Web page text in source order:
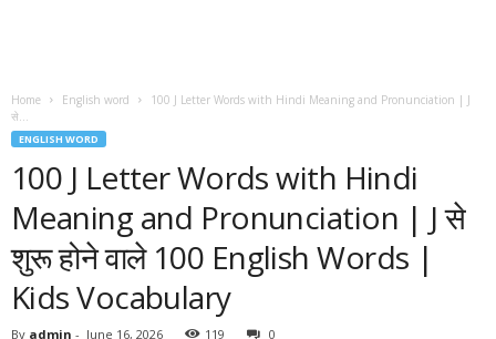
Home English word
100 J Letter Words with Hindi Meaning and Pronunciation | J
से...
ENGLISH WORD
100 J Letter Words with Hindi
Meaning and Pronunciation | J से
शुरू होने वाले 100 English Words |
Kids Vocabulary
By admin - June 16, 2026 119 0